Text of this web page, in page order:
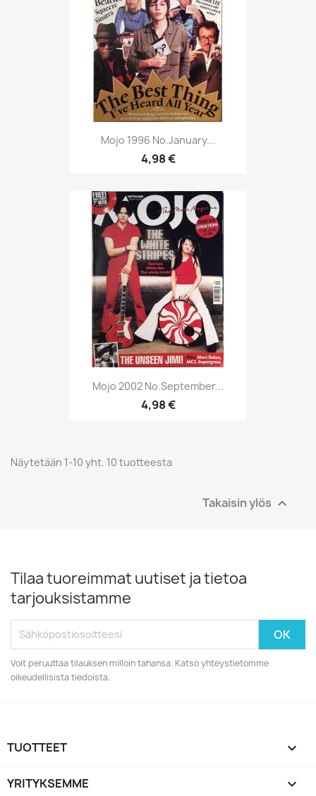
Mojo 1996 No.January...
4,98 €
Mojo 2002 No.September...
4,98 €
Näytetään 1-10 yht. 10 tuotteesta
Takaisin ylös 
Tilaa tuoreimmat uutiset ja tietoa
tarjouksistamme
Voit peruuttaa tilauksen milloin tahansa. Katso yhteystietomme
oikeudellisista tiedoista.
TUOTTEET 
YRITYKSEMME 